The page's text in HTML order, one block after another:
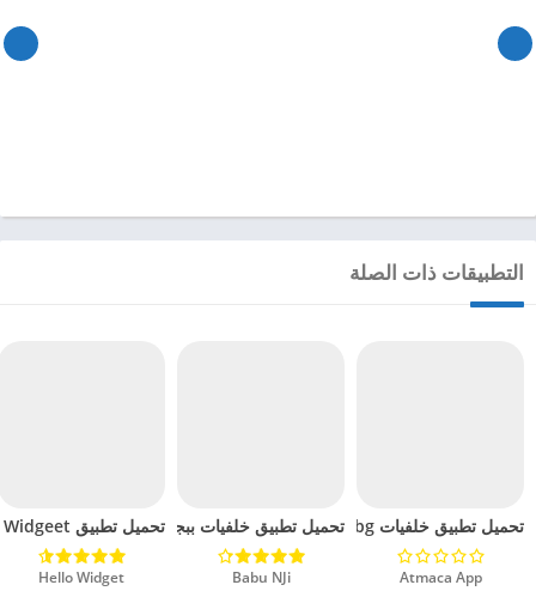
التطبيقات ذات الصلة
تحميل تطبيق خلفيات Pubg مهكر للاندرويد 2024
Atmaca App‏
تحميل تطبيق خلفيات ببجي مهكر للاندرويد 2024
Babu NJi‏
تحميل تطبيق Widgeet مهكر للاندرويد 2024
Hello Widget‏